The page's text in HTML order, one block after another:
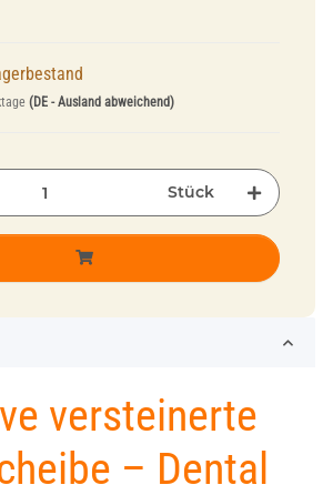
(DE - Ausland abweichend)
Stück
versteinerte
– Dental